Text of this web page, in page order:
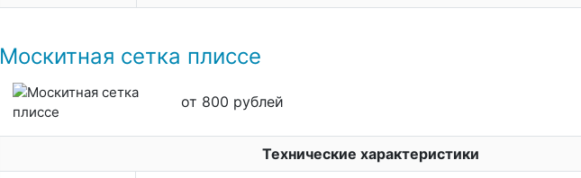
Москитная сетка плиссе
от 800 рублей
Технические характеристики